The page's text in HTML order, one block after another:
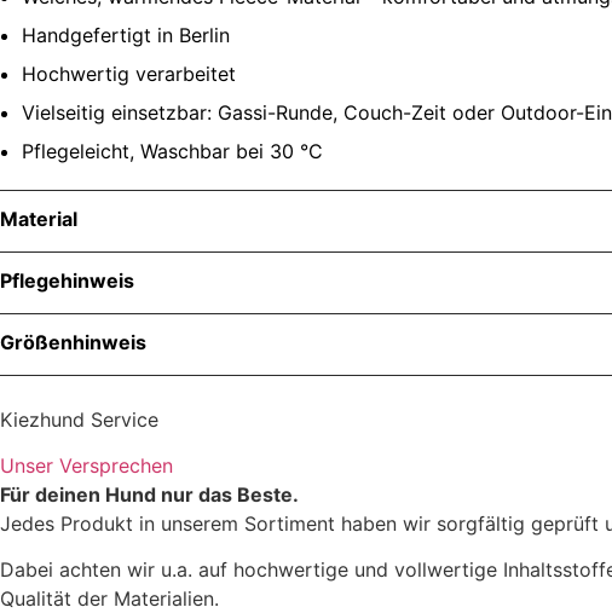
Handgefertigt in Berlin
Hochwertig verarbeitet
Vielseitig einsetzbar: Gassi-Runde, Couch-Zeit oder Outdoor-
Pflegeleicht, Waschbar bei 30 °C
Material
Pflegehinweis
Größenhinweis
S : Hündinnen 4–5 kg
Kiezhund Service
Unser Versprechen
Für deinen Hund nur das Beste.
Jedes Produkt in unserem Sortiment haben wir sorgfältig
Dabei achten wir u.a. auf hochwertige und vollwertige
Qualität der Materialien.